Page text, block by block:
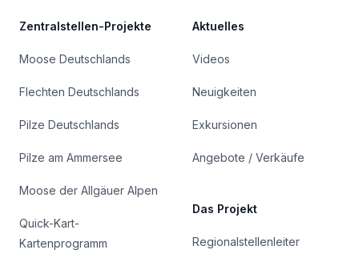
Zentralstellen-Projekte
Moose Deutschlands
Flechten Deutschlands
Pilze Deutschlands
Pilze am Ammersee
Moose der Allgäuer Alpen
Quick-Kart-
Kartenprogramm
Aktuelles
Videos
Neuigkeiten
Exkursionen
Angebote / Verkäufe
Das Projekt
Regionalstellenleiter